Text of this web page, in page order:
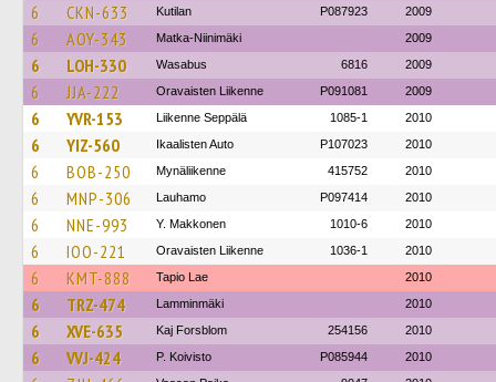
6 CKN-633 Kutilan P087923 2009
6 AOY-343 Matka-Niinimäki 2009
6 LOH-330 Wasabus 6816 2009
6 JJA-222 Oravaisten Liikenne P091081 2009
6 YVR-153 Liikenne Seppälä 1085-1 2010
6 YIZ-560 Ikaalisten Auto P107023 2010
6 BOB-250 Mynäliikenne 415752 2010
6 MNP-306 Lauhamo P097414 2010
6 NNE-993 Y. Makkonen 1010-6 2010
6 IOO-221 Oravaisten Liikenne 1036-1 2010
6 KMT-888 Tapio Lae 2010
6 TRZ-474 Lamminmäki 2010
6 XVE-635 Kaj Forsblom 254156 2010
6 VVJ-424 P. Koivisto P085944 2010